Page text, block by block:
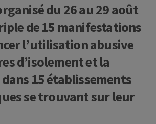
du 26 au 29 août
de 15 manifestations
l’utilisation abusive
d’isolement et la
15 établissements
se trouvant sur leur